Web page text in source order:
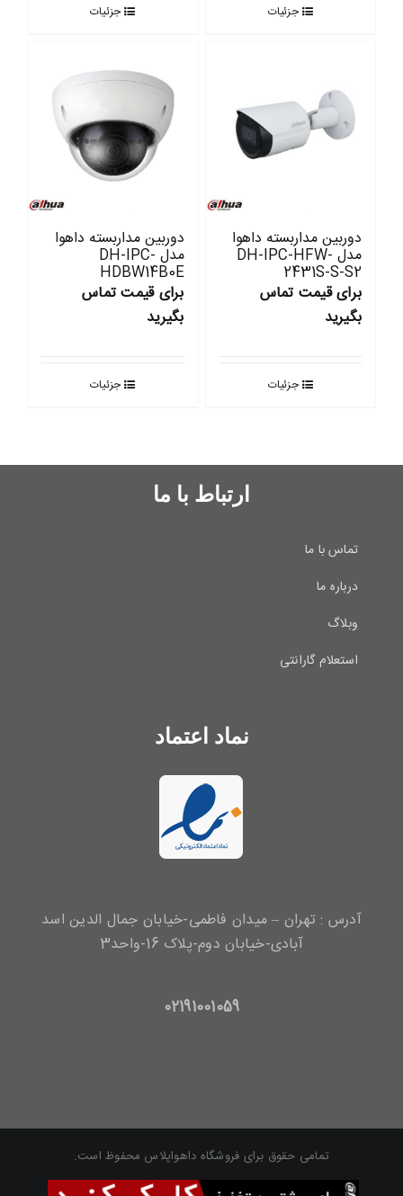
جزئیات جزئیات
دوربین مداربسته داهوا
مدل DH-IPC-HFW-
2431S-S-S2
برای قیمت تماس
بگیرید
جزئیات
دوربین مداربسته داهوا
مدل DH-IPC-
HDBW14B0E
برای قیمت تماس
بگیرید
جزئیات
ارتباط با ما
تماس با ما
درباره ما
وبلاگ
استعلام گارانتی
نماد اعتماد
آدرس : تهران – میدان فاطمی-خیابان جمال الدین اسد
آبادی-خیابان دوم-پلاک 16-واحد3
02191001059
تمامی حقوق برای فروشگاه داهواپلاس محفوظ است.
Facebook
Twitter
Instagram
Pinterest